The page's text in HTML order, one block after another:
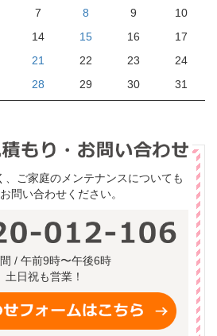
7 8 9
10
14 15 16
17
21 22 23
24
28 29 30 31
、ご家庭のメンテナンスについても
問い合わせください。
/ 午前9時〜午後6時
土日祝も営業！